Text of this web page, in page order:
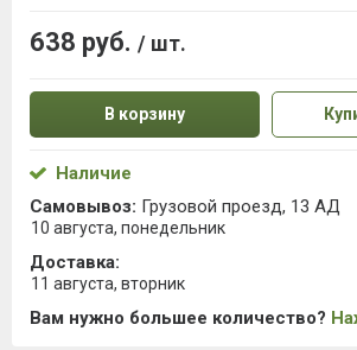
638 руб. / шт.
В корзину
Наличие
Самовывоз: Грузовой проезд, 13 АД
10 августа, понедельник
Доставка:
11 августа, вторник
Вам нужно большее количество?